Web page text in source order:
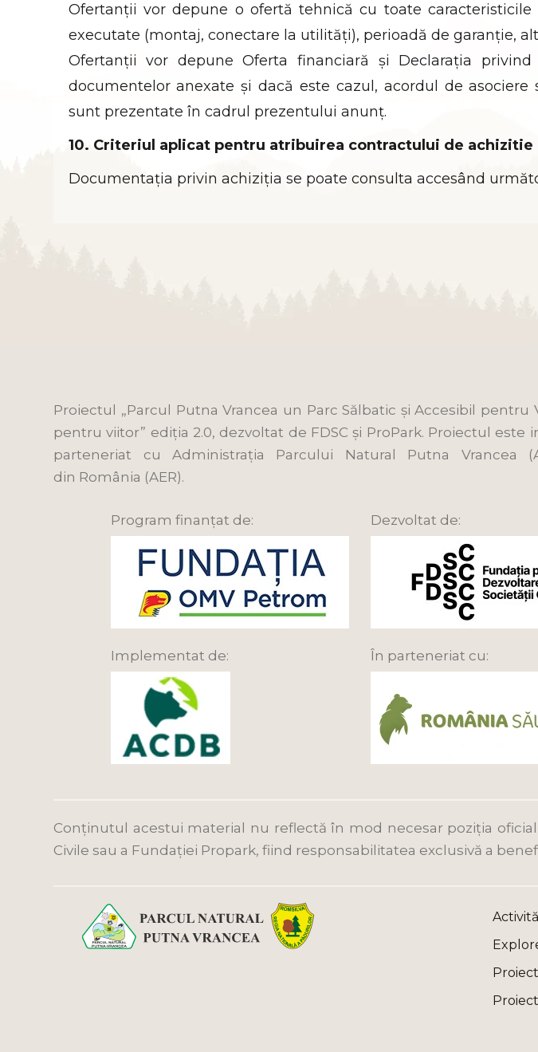
Ofertanții vor depune o ofertă tehnică cu toate caracteristicile
executate (montaj, conectare la utilități), perioadă de garanție,
Ofertanții vor depune Oferta financiară și Declarația
documentelor anexate și dacă este cazul, acordul de asociere
sunt prezentate în cadrul prezentului anunț.
10. Criteriul aplicat pentru atribuirea contractului de
Documentația privin achiziția se poate consulta accesând
Proiectul „Parcul Putna Vrancea un Parc Sălbatic și Accesibil
pentru viitor” ediția 2.0, dezvoltat de FDSC și ProPark. Proiectul
parteneriat cu Administrația Parcului Natural Putna Vrancea
din România (AER).
Program finanțat de: Dezvoltat de:
Implementat de: În parteneriat cu:
Conținutul acestui material nu reflectă în mod necesar poziția
Civile sau a Fundației Propark, fiind responsabilitatea exclusivă a